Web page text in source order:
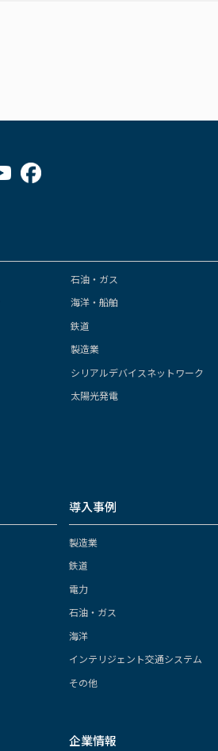
石油・ガス
海洋・船舶
鉄道
製造業
シリアルデバイスネットワーク
太陽光発電
導入事例
製造業
鉄道
電力
石油・ガス
海洋
インテリジェント交通システム
その他
企業情報